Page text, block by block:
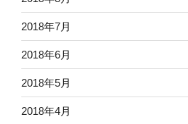
2018年7月
2018年6月
2018年5月
2018年4月